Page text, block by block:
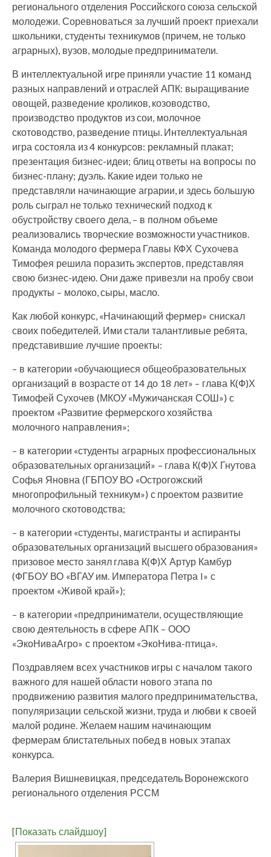
регионального отделения Российского союза сельской
молодежи. Соревноваться за лучший проект приехали
школьники, студенты техникумов (причем, не только
аграрных), вузов, молодые предприниматели.
В интеллектуальной игре приняли участие 11 команд
разных направлений и отраслей АПК: выращивание
овощей, разведение кроликов, козоводство,
производство продуктов из сои, молочное
скотоводство, разведение птицы. Интеллектуальная
игра состояла из 4 конкурсов: рекламный плакат;
презентация бизнес-идеи; блиц ответы на вопросы по
бизнес-плану; дуэль. Какие идеи только не
представляли начинающие аграрии, и здесь большую
роль сыграл не только технический подход к
обустройству своего дела, – в полном объеме
реализовались творческие возможности участников.
Команда молодого фермера Главы КФХ Сухочева
Тимофея решила поразить экспертов, представляя
свою бизнес-идею. Они даже привезли на пробу свои
продукты – молоко, сыры, масло.
Как любой конкурс, «Начинающий фермер» снискал
своих победителей. Ими стали талантливые ребята,
представившие лучшие проекты:
– в категории «обучающиеся общеобразовательных
организаций в возрасте от 14 до 18 лет» – глава К(Ф)Х
Тимофей Сухочев (МКОУ «Мужичанская СОШ») с
проектом «Развитие фермерского хозяйства
молочного направления»;
– в категории «студенты аграрных профессиональных
образовательных организаций» – глава К(Ф)Х Гнутова
Софья Яновна (ГБПОУ ВО «Острогожский
многопрофильный техникум») с проектом развитие
молочного скотоводства;
– в категории «студенты, магистранты и аспиранты
образовательных организаций высшего образования»
призовое место занял глава К(Ф)Х Артур Камбур
(ФГБОУ ВО «ВГАУ им. Императора Петра I» с
проектом «Живой край»);
– в категории «предприниматели, осуществляющие
свою деятельность в сфере АПК – ООО
«ЭкоНиваАгро» с проектом «ЭкоНива-птица».
Поздравляем всех участников игры с началом такого
важного для нашей области нового этапа по
продвижению развития малого предпринимательства,
популяризации сельской жизни, труда и любви к своей
малой родине. Желаем нашим начинающим
фермерам блистательных побед в новых этапах
конкурса.
Валерия Вишневицкая, председатель Воронежского
регионального отделения РССМ
[Показать слайдшоу]